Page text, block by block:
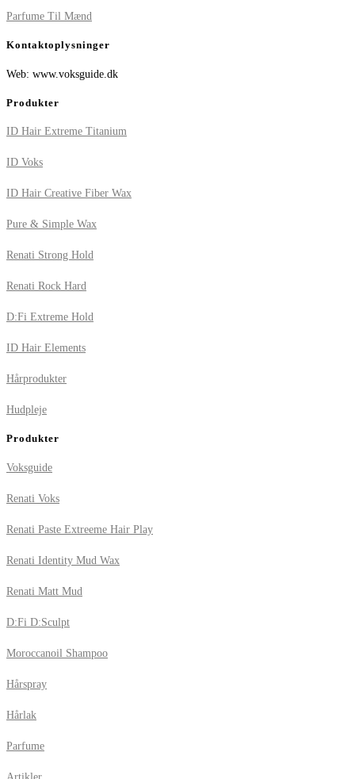
Parfume Til Mænd
Kontaktoplysninger
Web: www.voksguide.dk
Produkter
ID Hair Extreme Titanium
ID Voks
ID Hair Creative Fiber Wax
Pure & Simple Wax
Renati Strong Hold
Renati Rock Hard
D:Fi Extreme Hold
ID Hair Elements
Hårprodukter
Hudpleje
Produkter
Voksguide
Renati Voks
Renati Paste Extreeme Hair Play
Renati Identity Mud Wax
Renati Matt Mud
D:Fi D:Sculpt
Moroccanoil Shampoo
Hårspray
Hårlak
Parfume